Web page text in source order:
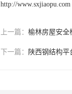
http://www.sxjiaopu.com
上一篇： 榆林房屋安全
下一篇： 陕西钢结构平